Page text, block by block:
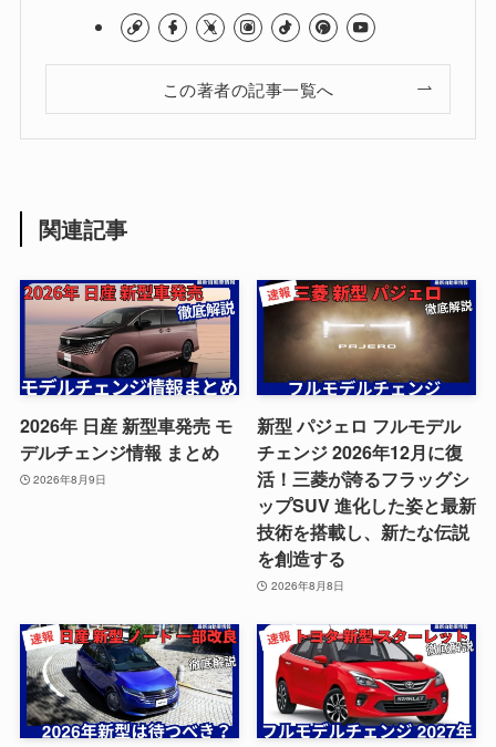
この著者の記事一覧へ
関連記事
2026年 日産 新型車発売 モ
デルチェンジ情報 まとめ
2026年8月9日
新型 パジェロ フルモデル
チェンジ 2026年12月に復
活！三菱が誇るフラッグシ
ップSUV 進化した姿と最新
技術を搭載し、新たな伝説
を創造する
2026年8月8日